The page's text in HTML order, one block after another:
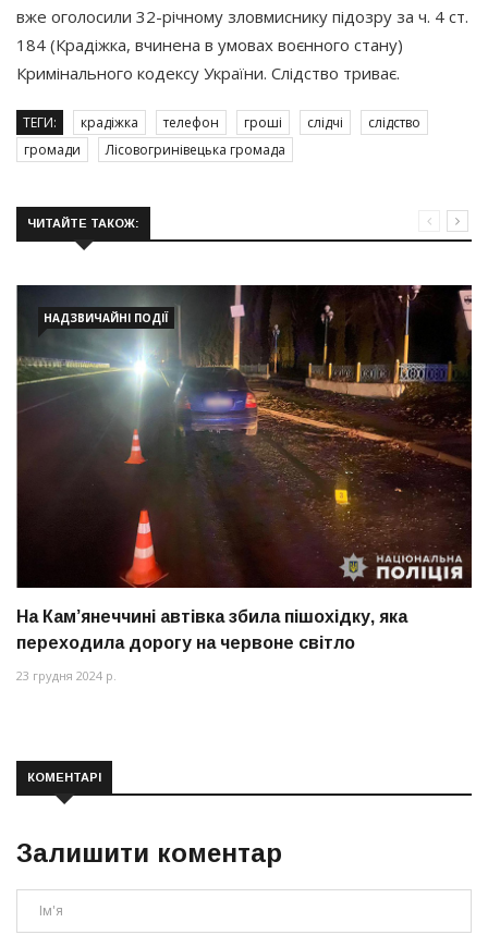
вже оголосили 32-річному зловмиснику підозру за ч. 4 ст.
184 (Крадіжка, вчинена в умовах воєнного стану)
Кримінального кодексу України. Слідство триває.
ТЕГИ: крадіжка телефон гроші слідчі
слідство
громади
Лісовогринівецька громада
ЧИТАЙТЕ ТАКОЖ:
НАДЗВИЧАЙНІ ПОДІЇ
На Кам’янеччині автівка збила пішохідку, яка
переходила дорогу на червоне світло
23 грудня 2024 р.
КОМЕНТАРІ
Залишити коментар